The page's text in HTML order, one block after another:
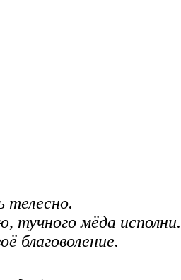
телесно.
тучного мёда исполни.
благоволение.